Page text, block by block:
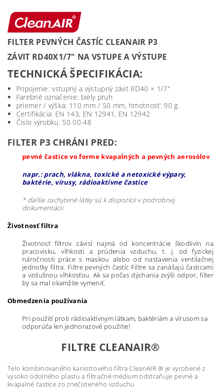
FILTER PEVNÝCH ČASTÍC CLEANAIR P3
ZÁVIT RD40X1/7" NA VSTUPE A VÝSTUPE
TECHNICKÁ ŠPECIFIKÁCIA:
Pripojenie: vstupný a výstupný závit RD40 × 1/7"
Farebné označenie: biely pruh
priemer / výška: 110 mm / 50 mm, hmotnosť: 90 g
Certifikácia: EN 143, EN 12941, EN 12942
Číslo výrobku: 50 00 48
FILTER P3 CHRÁNI PRED:
pevné častice vo forme kvapalných a pevných aerosólov
napr.: prach, vlákna, toxické a netoxické výpary,
baktérie, vírusy, rádioaktívne častice
* ďalšie zachytené látky sú k dispozícii v podrobnej
dokumentácii
Životnosť filtra
Životnosť filtrov závisí najmä od koncentrácie škodlivín na
pracovisku, vlhkosti a prúdenia vzduchu, t. j. od fyzickej
náročnosti práce s maskou alebo od nastavenia ventilačnej
jednotky filtra. Filtre pevných častíc Filtre sa zanášajú časticami
a vzdušnou vlhkosťou. Ak sa počas dýchania zvýši odpor, filter
by sa mal okamžite vymeniť.
Obmedzenia používania
Pri použití proti rádioaktívnym látkam, baktériám a vírusom sa
odporúča len jednorazové použitie!
FILTRE CLEANAIR®
Telo kombinovaného kanistrového filtra CleanAIR ® je vyrobené z
vysoko odolného plastu a filtračné médium odstraňuje pevné a
kvapalné častice zo znečisteného vzduchu